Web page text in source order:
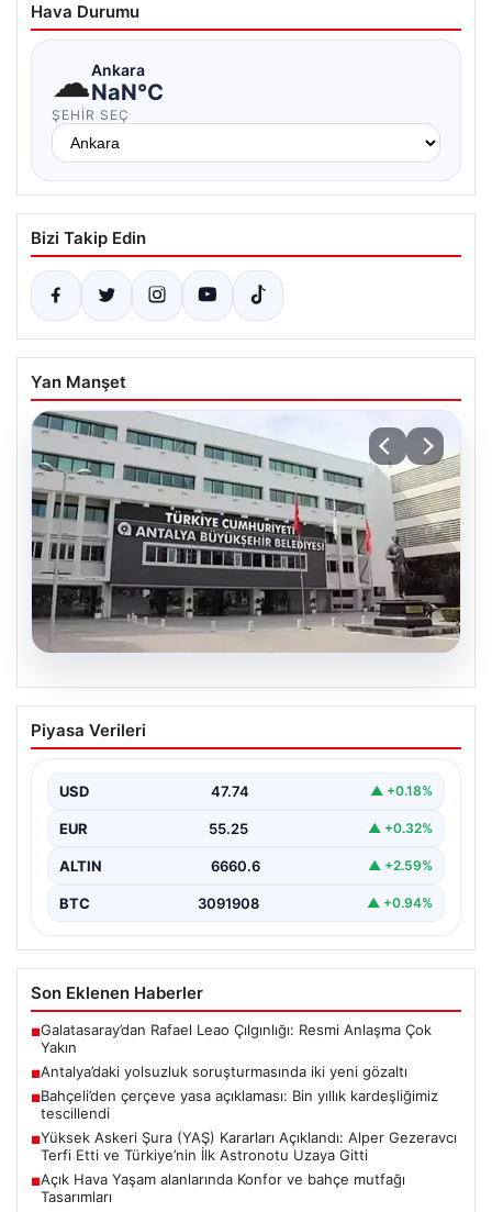
Hava Durumu
☁Ankara
NaN°C
ŞEHIR SEÇ
Bizi Takip Edin
Yan Manşet
05.08.2026
Bin yıllık kardeşliğimiz tescillendi
{“title”: “Bahçeli’den Çerçeve Yasa Açıklaması: Bin Yıllık
Hareket…
Piyasa Verileri
BTC 3091908 ▲ +0.94%
Son Eklenen Haberler
■Galatasaray’dan Rafael Leao Çılgınlığı: Resmi Anlaşma Çok
Yakın
■Antalya’daki yolsuzluk soruşturmasında iki yeni gözaltı
Bahçeli’den çerçeve yasa açıklaması: Bin yıllık kardeşliğimiz
tescillendi
Yüksek Askeri Şura (YAŞ) Kararları Açıklandı: Alper Gezeravcı